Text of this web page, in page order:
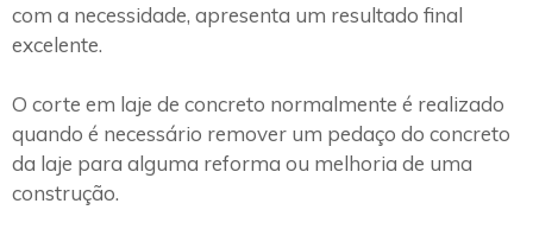
com a necessidade, apresenta um resultado final
excelente.
O corte em laje de concreto normalmente é realizado
quando é necessário remover um pedaço do concreto
da laje para alguma reforma ou melhoria de uma
construção.